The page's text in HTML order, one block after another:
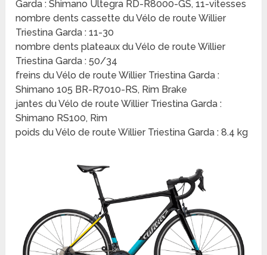
Garda : Shimano Ultegra RD-R8000-GS, 11-vitesses
nombre dents cassette du Vélo de route Willier
Triestina Garda : 11-30
nombre dents plateaux du Vélo de route Willier
Triestina Garda : 50/34
freins du Vélo de route Willier Triestina Garda :
Shimano 105 BR-R7010-RS, Rim Brake
jantes du Vélo de route Willier Triestina Garda :
Shimano RS100, Rim
poids du Vélo de route Willier Triestina Garda : 8.4 kg